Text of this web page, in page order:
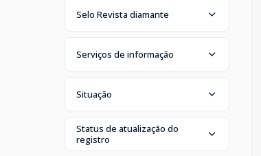
Selo Revista diamante
Serviços de informação
Situação
Status de atualização do
registro